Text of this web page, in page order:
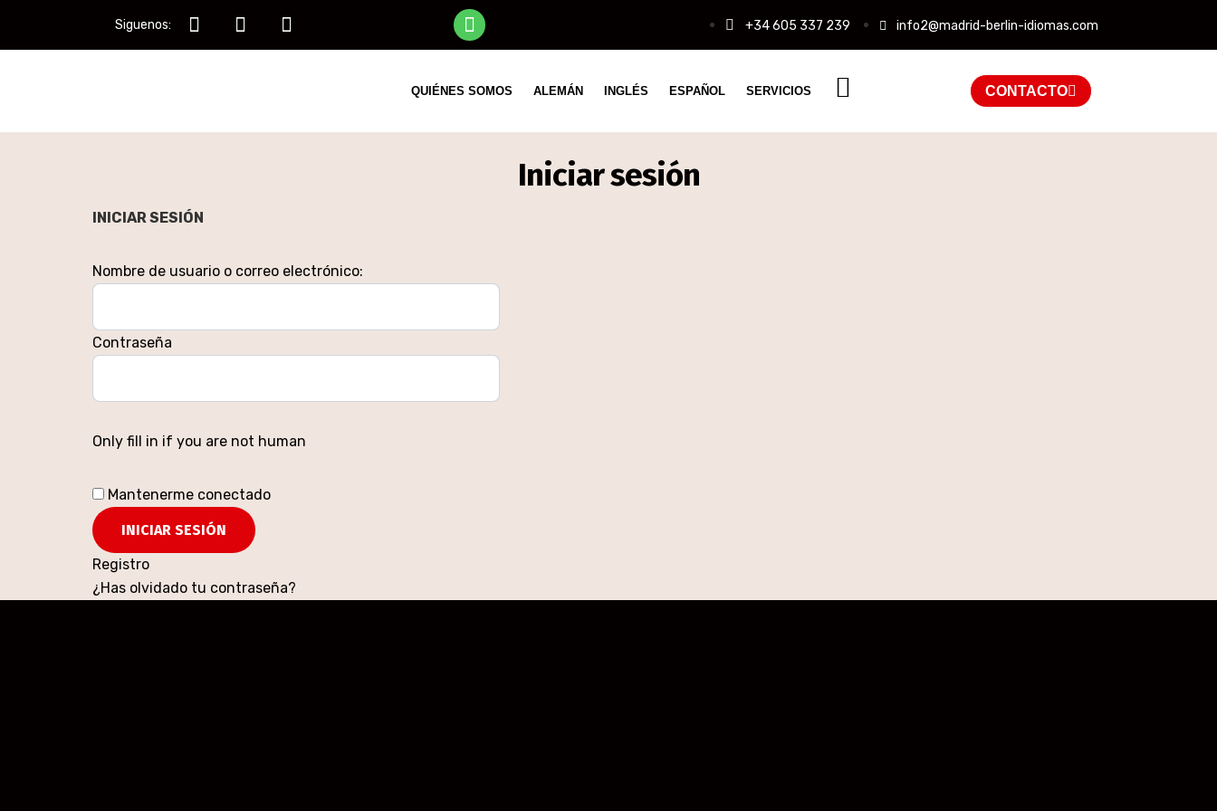
Siguenos: +34 605 337 239 info2@madrid-berlin-idiomas.com
QUIÉNES SOMOS ALEMÁN INGLÉS ESPAÑOL SERVICIOS CONTACTO
Iniciar sesión
INICIAR SESIÓN
Nombre de usuario o correo electrónico:
Contraseña
Only fill in if you are not human
Mantenerme conectado
Registro
¿Has olvidado tu contraseña?